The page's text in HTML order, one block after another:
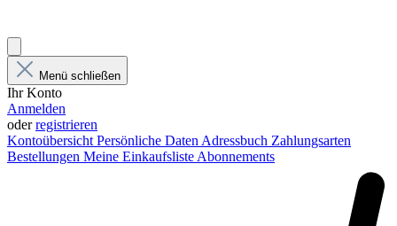
Menü schließen
Ihr Konto
Anmelden
oderregistrieren
Kontoübersicht Persönliche Daten Adressbuch Zahlungsarten
Bestellungen Meine Einkaufsliste Abonnements